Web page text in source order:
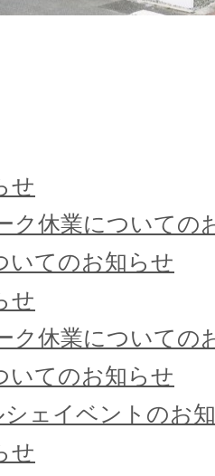
せ
ク休業についての
いてのお知らせ
せ
ク休業についての
いてのお知らせ
シェイベントのお
せ